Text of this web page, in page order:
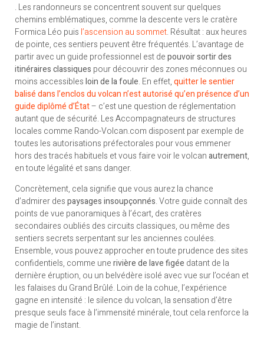
. Les randonneurs se concentrent souvent sur quelques
chemins emblématiques, comme la descente vers le cratère
Formica Léo puis l’ascension au sommet. Résultat : aux heures
de pointe, ces sentiers peuvent être fréquentés. L’avantage de
partir avec un guide professionnel est depouvoir sortir des
itinéraires classiques pour découvrir des zones méconnues ou
moins accessiblesloin de la foule. En effet,quitter le sentier
balisé dans l’enclos du volcan n’est autorisé qu’en présence d’un
guide diplômé d’État– c’est une question de réglementation
autant que de sécurité. Les Accompagnateurs de structures
locales comme Rando-Volcan.com disposent par exemple de
toutes les autorisations préfectorales pour vous emmener
hors des tracés habituels et vous faire voir le volcanautrement,
en toute légalité et sans danger​.
Concrètement, cela signifie que vous aurez la chance
d’admirer despaysages insoupçonnés. Votre guide connaît des
points de vue panoramiques à l’écart, des cratères
secondaires oubliés des circuits classiques, ou même des
sentiers secrets serpentant sur les anciennes coulées.
Ensemble, vous pouvez approcher en toute prudence des sites
confidentiels, comme unerivière de lave figée datant de la
dernière éruption, ou un belvédère isolé avec vue sur l’océan et
les falaises du Grand Brûlé. Loin de la cohue, l’expérience
gagne en intensité : le silence du volcan, la sensation d’être
presque seuls face à l’immensité minérale, tout cela renforce la
magie de l’instant.